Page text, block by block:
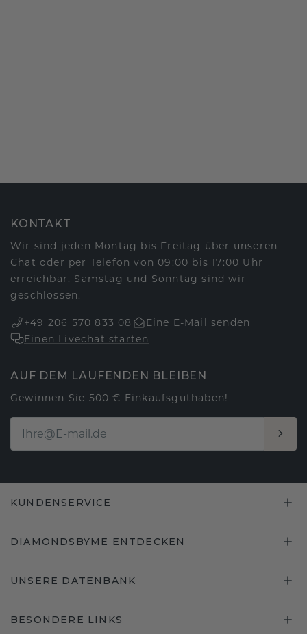
KONTAKT
Wir sind jeden Montag bis Freitag über unseren
Chat oder per Telefon von 09:00 bis 17:00 Uhr
erreichbar. Samstag und Sonntag sind wir
geschlossen.
+49 206 570 833 08
Eine E-Mail senden
Einen Livechat starten
AUF DEM LAUFENDEN BLEIBEN
Gewinnen Sie 500 € Einkaufsguthaben!
KUNDENSERVICE
DIAMONDSBYME ENTDECKEN
UNSERE DATENBANK
BESONDERE LINKS